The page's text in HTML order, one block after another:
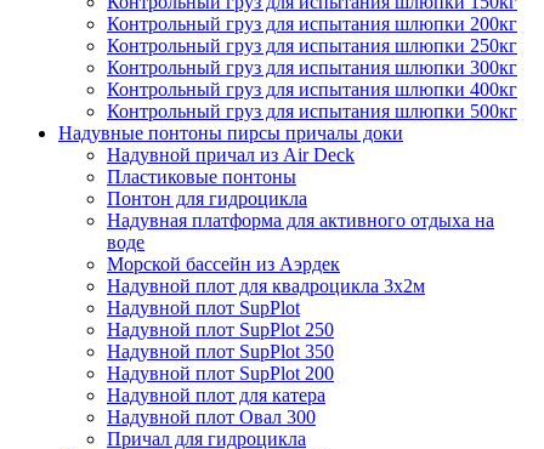
Контрольный груз для испытания шлюпки 200кг
Контрольный груз для испытания шлюпки 250кг
Контрольный груз для испытания шлюпки 300кг
Контрольный груз для испытания шлюпки 400кг
Контрольный груз для испытания шлюпки 500кг
Надувные понтоны пирсы причалы доки
Надувной причал из Air Deck
Пластиковые понтоны
Понтон для гидроцикла
Надувная платформа для активного отдыха на
воде
Морской бассейн из Аэрдек
Надувной плот для квадроцикла 3х2м
Надувной плот SupPlot
Надувной плот SupPlot 250
Надувной плот SupPlot 350
Надувной плот SupPlot 200
Надувной плот для катера
Надувной плот Овал 300
Причал для гидроцикла